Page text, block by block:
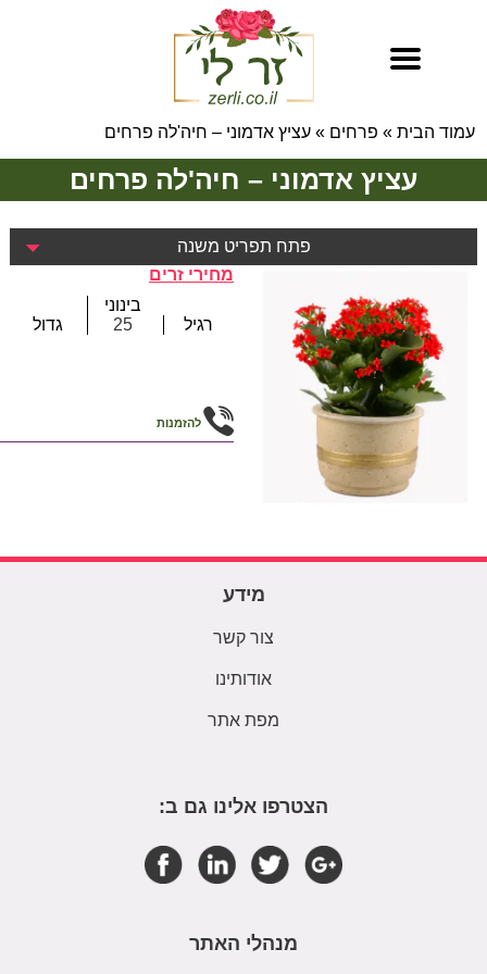
עמוד הבית » פרחים » עציץ אדמוני – חיה'לה פרחים
עציץ אדמוני – חיה'לה פרחים
פתח תפריט משנה
מחירי זרים
רגיל
בינוני
25
גדול
להזמנות
מידע
צור קשר
אודותינו
מפת אתר
הצטרפו אלינו גם ב:
מנהלי האתר